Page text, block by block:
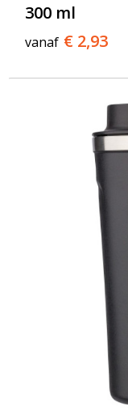
300 ml
vanaf € 2,93